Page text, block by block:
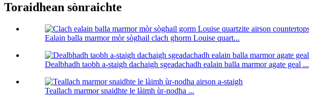
Toraidhean sònraichte
Ealain balla marmor mòr sòghail clach ghorm Louise quart...
Dealbhadh taobh a-staigh dachaigh sgeadachadh ealain balla marmor agate geal ...
Teallach marmor snaidhte le làimh ùr-nodha ...